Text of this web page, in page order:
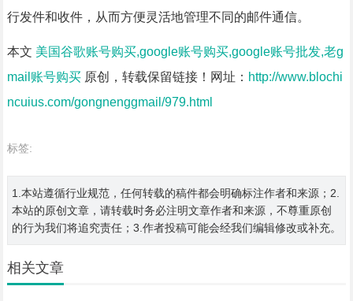
行发件和收件，从而方便灵活地管理不同的邮件通信。
本文 美国谷歌账号购买,google账号购买,google账号批发,老g
mail账号购买原创，转载保留链接！网址： http://www.blochi
ncuius.com/gongnenggmail/979.html
标签:
1.本站遵循行业规范，任何转载的稿件都会明确标注作者和来源；2.
本站的原创文章，请转载时务必注明文章作者和来源，不尊重原创
的行为我们将追究责任；3.作者投稿可能会经我们编辑修改或补充。
相关文章